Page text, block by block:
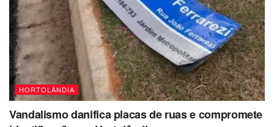
HORTOLÂNDIA
Vandalismo danifica placas de ruas e compromete